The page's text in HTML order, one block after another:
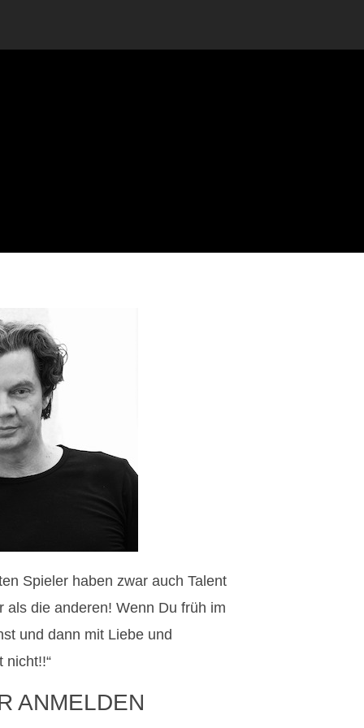
Spieler haben zwar auch Talent
als die anderen! Wenn Du früh im
und dann mit Liebe und
ANMELDEN